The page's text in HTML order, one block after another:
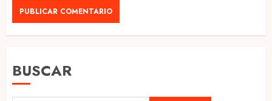
BUSCAR